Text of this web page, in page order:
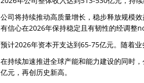
公司将持续推动高质量增长，稳步释放规模
有信心在2026年保持稳定且有韧性的经调整
预计2026年资本开支达到65-75亿元。随着
在持续加速推进全球产能和能力建设的同时
亿元，再创历史新高。